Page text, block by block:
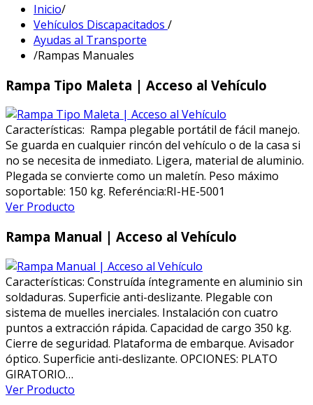
Inicio/
Vehículos Discapacitados /
Ayudas al Transporte
/Rampas Manuales
Rampa Tipo Maleta | Acceso al Vehículo
Características: Rampa plegable portátil de fácil manejo.
Se guarda en cualquier rincón del vehículo o de la casa si
no se necesita de inmediato. Ligera, material de aluminio.
Plegada se convierte como un maletín. Peso máximo
soportable: 150 kg. Referéncia:RI-HE-5001
Ver Producto
Rampa Manual | Acceso al Vehículo
Características: Construída íntegramente en aluminio sin
soldaduras. Superficie anti-deslizante. Plegable con
sistema de muelles inerciales. Instalación con cuatro
puntos a extracción rápida. Capacidad de cargo 350 kg.
Cierre de seguridad. Plataforma de embarque. Avisador
óptico. Superficie anti-deslizante. OPCIONES: PLATO
GIRATORIO…
Ver Producto